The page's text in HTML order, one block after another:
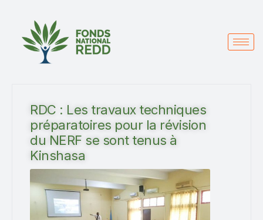
RDC : Les travaux techniques
préparatoires pour la révision
du NERF se sont tenus à
Kinshasa